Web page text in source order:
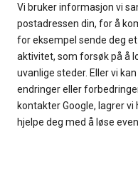
Vi bruker informasjon vi
postadressen din, for å
for eksempel sende deg
aktivitet, som forsøk på å
uvanlige steder. Eller vi
endringer eller
kontakter Google, lagrer
hjelpe deg med å løse